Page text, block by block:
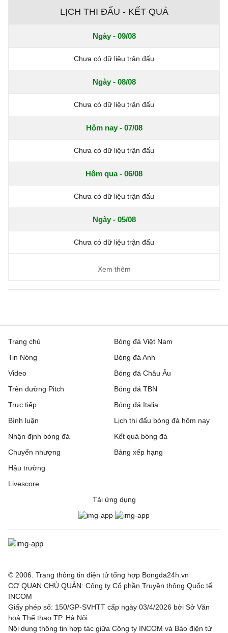
LỊCH THI ĐẤU - KẾT QUẢ
Ngày - 09/08
Chưa có dữ liệu trận đấu
Ngày - 08/08
Chưa có dữ liệu trận đấu
Hôm nay - 07/08
Chưa có dữ liệu trận đấu
Hôm qua - 06/08
Chưa có dữ liệu trận đấu
Ngày - 05/08
Chưa có dữ liệu trận đấu
Xem thêm
Trang chủ
Tin Nóng
Video
Trên đường Pitch
Trực tiếp
Bóng đá Việt Nam
Bóng đá Anh
Bóng đá Châu Âu
Bóng đá TBN
Bóng đá Italia
Bình luận
Nhận định bóng đá
Chuyển nhượng
Hậu trường
Livescore
Lịch thi đấu bóng đá hôm nay
Kết quả bóng đá
Bảng xếp hạng
Tải ứng dụng
© 2006. Trang thông tin điện tử tổng hợp Bongda24h.vn
CƠ QUAN CHỦ QUẢN: Công ty Cổ phần Truyền thông Quốc tế
INCOM
Giấy phép số: 150/GP-SVHTT cấp ngày 03/4/2026 bởi Sở Văn
hoá Thể thao TP. Hà Nội
Nội dung thông tin hợp tác giữa Công ty INCOM và Báo điện tử